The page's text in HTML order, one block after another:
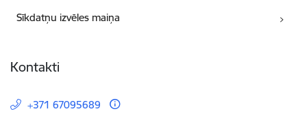
Sīkdatņu izvēles maiņa
Kontakti
+371 67095689